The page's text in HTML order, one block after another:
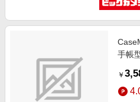
旅行・レジャー・ホテル予約
金融・マネー・保険
デジタルコンテンツ
とことん買い物チャレンジ
Samsung ボーナスキャンペーン
週末の高還元 夏の長期版
手帳
￥